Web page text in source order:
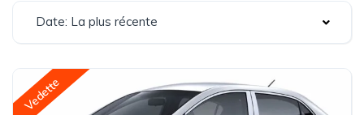
Date: La plus récente
Vedette